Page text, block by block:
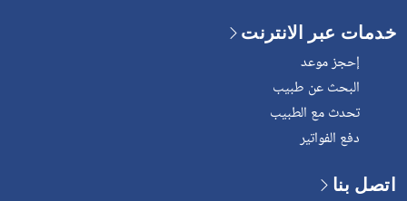
خدمات عبر الانترنت
إحجز موعد
البحث عن طبيب
تحدث مع الطبيب
دفع الفواتير
اتصل بنا